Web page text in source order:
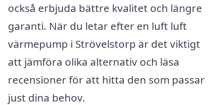
också erbjuda bättre kvalitet och längre
garanti. När du letar efter en luft luft
värmepump i Strövelstorp är det viktigt
att jämföra olika alternativ och läsa
recensioner för att hitta den som passar
just dina behov.